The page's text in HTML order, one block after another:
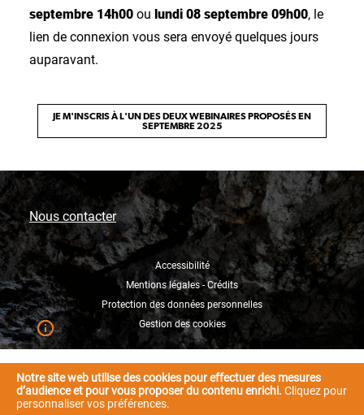
septembre 14h00 ou lundi 08 septembre 09h00, le
lien de connexion vous sera envoyé quelques jours
auparavant.
JE M'INSCRIS À L'UN DES DEUX WEBINAIRES PROPOSÉS EN
SEPTEMBRE 2025
Nous contacter
Accessibilité
Mentions légales - Crédits
Protection des données personnelles
Gestion des cookies
Notre site web utilise des cookies pour effectuer des mesures
d’audience et pour vous proposer du contenu enrichi. Cliquez pour
personnaliser vos préférences.